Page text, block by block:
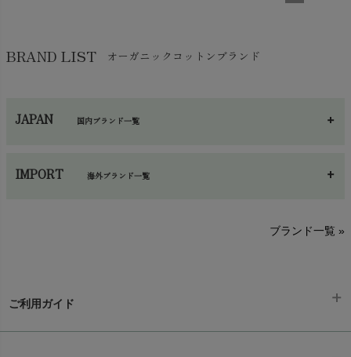
BRAND LIST オーガニックコットンブランド
JAPAN 国内ブランド一覧
生活アートクラブ
IMPORT海外ブランド一覧
kidscase（キッズケース）
LITTLE INDIANS（リトルインディアンズ）
ブランド一覧 »
ご利用ガイド